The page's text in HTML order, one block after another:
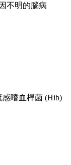
不明的腦病
嗜血桿菌 (Hib)